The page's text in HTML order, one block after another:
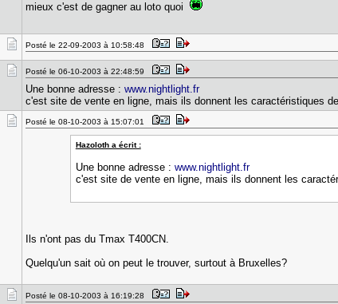
mieux c'est de gagner au loto quoi
Posté le 22-09-2003 à 10:58:48
Posté le 06-10-2003 à 22:48:59
Une bonne adresse :www.nightlight.fr
c'est site de vente en ligne, mais ils donnent les caractéristiques
Posté le 08-10-2003 à 15:07:01
Hazoloth a écrit :
Une bonne adresse : www.nightlight.fr
c'est site de vente en ligne, mais ils donnent les
Ils n'ont pas du Tmax T400CN.
Quelqu'un sait où on peut le trouver, surtout à Bruxelles?
Posté le 08-10-2003 à 16:19:28